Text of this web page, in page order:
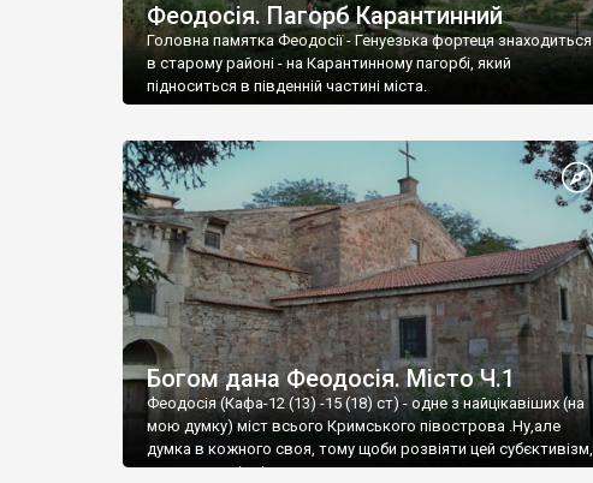
Феодосія. Пагорб Карантинний
Головна памятка Феодосії - Генуезька фортеця знаходиться
в старому районі - на Карантинному пагорбі, який
підноситься в південній частині міста.
Богом дана Феодосія. Місто Ч.1
Феодосія (Кафа-12 (13) -15 (18) ст) - одне з найцікавіших (на
мою думку) міст всього Кримського півострова .Ну,але
думка в кожного своя, тому щоби розвіяти цей субєктивізм,
запрошую відвідати це